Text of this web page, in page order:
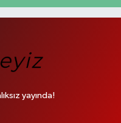
yayında!